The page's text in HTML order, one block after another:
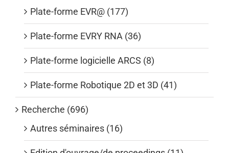
Plate-forme EVR@ (177)
Plate-forme EVRY RNA (36)
Plate-forme logicielle ARCS (8)
Plate-forme Robotique 2D et 3D (41)
Recherche (696)
Autres séminaires (16)